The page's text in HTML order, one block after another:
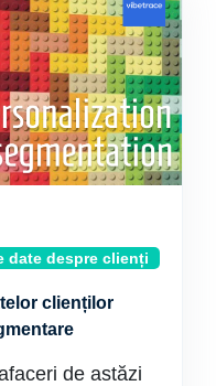
date despre clienți
clienților
de astăzi